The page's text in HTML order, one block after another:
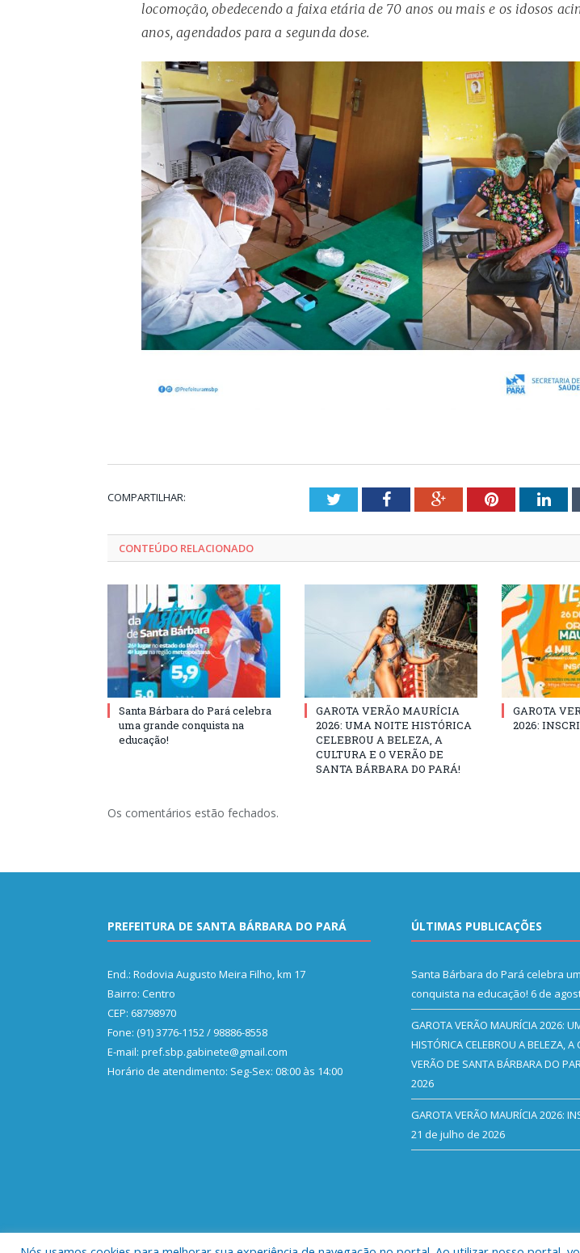
locomoção, obedecendo a faixa etária de 70 anos ou mais e os idosos
anos, agendados para a segunda dose.
COMPARTILHAR: TwitterFacebookGoogle+Pinterest
CONTEÚDO RELACIONADO
Santa Bárbara do Pará celebra
uma grande conquista na
educação!
GAROTA VERÃO MAURÍCIA
2026: UMA NOITE HISTÓRICA
CELEBROU A BELEZA, A
CULTURA E O VERÃO DE
SANTA BÁRBARA DO PARÁ!
GAROTA
2026:
Os comentários estão fechados.
PREFEITURA DE SANTA BÁRBARA DO PARÁ
End.: Rodovia Augusto Meira Filho, km 17
Bairro: Centro
CEP: 68798970
Fone: (91) 3776-1152 / 98886-8558
E-mail: pref.sbp.gabinete@gmail.com
Horário de atendimento: Seg-Sex: 08:00 às 14:00
ÚLTIMAS PUBLICAÇÕES
Santa Bárbara do Pará celebra
conquista na educação! 6 de
GAROTA VERÃO MAURÍCIA 2026:
HISTÓRICA CELEBROU A BELEZA, A
VERÃO DE SANTA BÁRBARA DO
2026
GAROTA VERÃO MAURÍCIA 2026:
21 de julho de 2026